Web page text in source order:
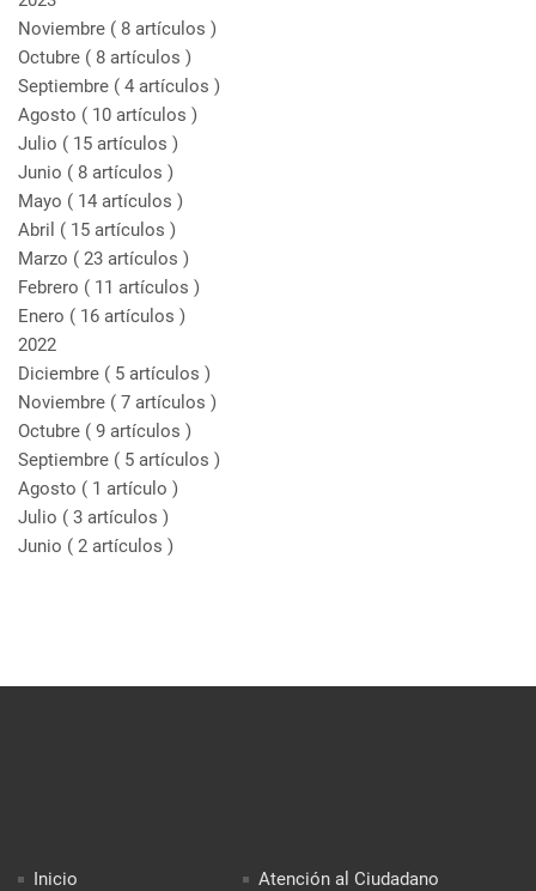
Noviembre ( 8 artículos )
Octubre ( 8 artículos )
Septiembre ( 4 artículos )
Agosto ( 10 artículos )
Julio ( 15 artículos )
Junio ( 8 artículos )
Mayo ( 14 artículos )
Abril ( 15 artículos )
Marzo ( 23 artículos )
Febrero ( 11 artículos )
Enero ( 16 artículos )
2022
Diciembre ( 5 artículos )
Noviembre ( 7 artículos )
Octubre ( 9 artículos )
Septiembre ( 5 artículos )
Agosto ( 1 artículo )
Julio ( 3 artículos )
Junio ( 2 artículos )
Inicio Atención al Ciudadano